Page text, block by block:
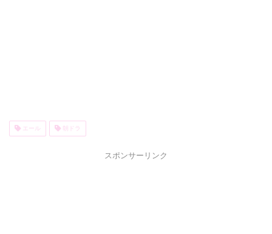
エール 朝ドラ
スポンサーリンク